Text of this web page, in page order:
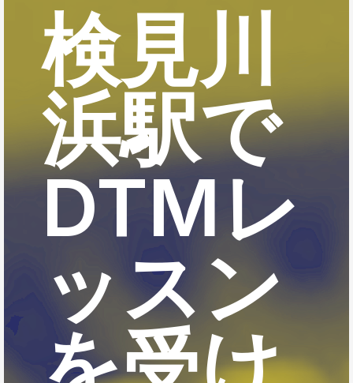
検見川
浜駅で
DTMレ
ッスン